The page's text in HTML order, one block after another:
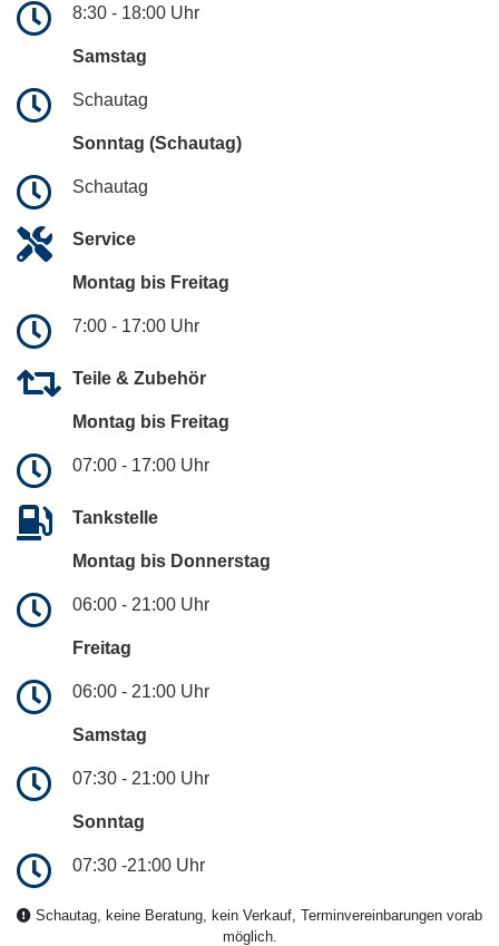
8:30 - 18:00 Uhr
Samstag
Schautag
Sonntag (Schautag)
Schautag
Service
Montag bis Freitag
7:00 - 17:00 Uhr
Teile & Zubehör
Montag bis Freitag
07:00 - 17:00 Uhr
Tankstelle
Montag bis Donnerstag
06:00 - 21:00 Uhr
Freitag
06:00 - 21:00 Uhr
Samstag
07:30 - 21:00 Uhr
Sonntag
07:30 -21:00 Uhr
Schautag, keine Beratung, kein Verkauf, Terminvereinbarungen vorab
möglich.